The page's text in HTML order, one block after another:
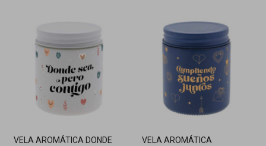
VELA AROMÁTICA DONDE
VELA AROMÁTICA